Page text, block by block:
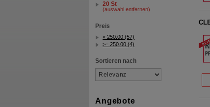
20 St
(auswahl entfernen)
Preis
< 250.00 (57)
>= 250.00 (4)
Sortieren nach
Angebote